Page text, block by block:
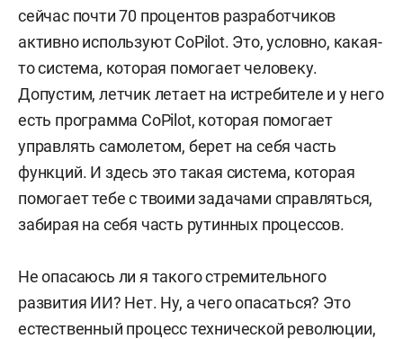
сейчас почти 70 процентов разработчиков
активно используют CoPilot. Это, условно, какая-
то система, которая помогает человеку.
Допустим, летчик летает на истребителе и у него
есть программа CoPilot, которая помогает
управлять самолетом, берет на себя часть
функций. И здесь это такая система, которая
помогает тебе с твоими задачами справляться,
забирая на себя часть рутинных процессов.
Не опасаюсь ли я такого стремительного
развития ИИ? Нет. Ну, а чего опасаться? Это
естественный процесс технической революции,